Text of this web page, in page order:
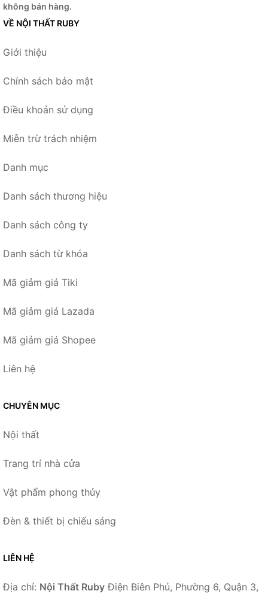
không bán hàng.
VỀ NỘI THẤT RUBY
Giới thiệu
Chính sách bảo mật
Điều khoản sử dụng
Miễn trừ trách nhiệm
Danh mục
Danh sách thương hiệu
Danh sách công ty
Danh sách từ khóa
Mã giảm giá Tiki
Mã giảm giá Lazada
Mã giảm giá Shopee
Liên hệ
CHUYÊN MỤC
Nội thất
Trang trí nhà cửa
Vật phẩm phong thủy
Đèn & thiết bị chiếu sáng
LIÊN HỆ
Địa chỉ: Nội Thất Ruby Điện Biên Phủ, Phường 6, Quận 3,